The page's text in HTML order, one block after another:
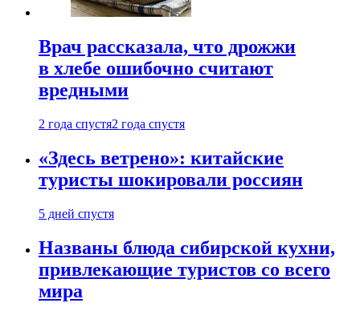
Врач рассказала, что дрожжи
в хлебе ошибочно считают
вредными
2 года спустя2 года спустя
«Здесь ветрено»: китайские
туристы шокировали россиян
5 дней спустя
Названы блюда сибирской кухни,
привлекающие туристов со всего
мира